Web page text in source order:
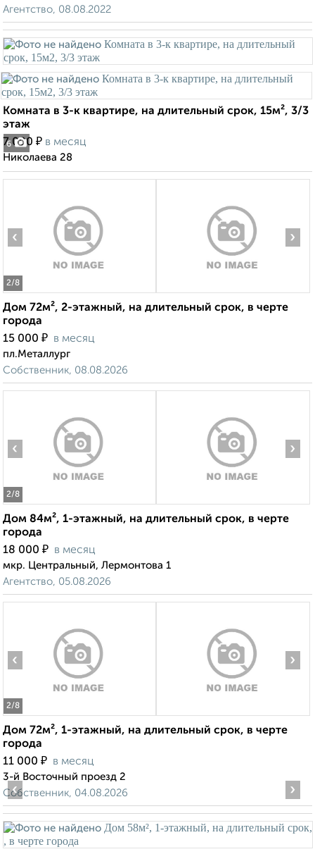
Агентство, 08.08.2022
6
Комната в 3-к квартире, на длительный срок, 15м², 3/3
этаж
7 000 ₽ в месяц
Николаева 28
2/8
‹ ›
Дом 72м², 2-этажный, на длительный срок, в черте
города
15 000 ₽ в месяц
пл.Металлург
Собственник, 08.08.2026
2/8
‹ ›
Дом 84м², 1-этажный, на длительный срок, в черте
города
18 000 ₽ в месяц
мкр. Центральный, Лермонтова 1
Агентство, 05.08.2026
2/8
‹ ›
Дом 72м², 1-этажный, на длительный срок, в черте
города
11 000 ₽ в месяц
3-й Восточный проезд 2
Собственник, 04.08.2026
‹ ›